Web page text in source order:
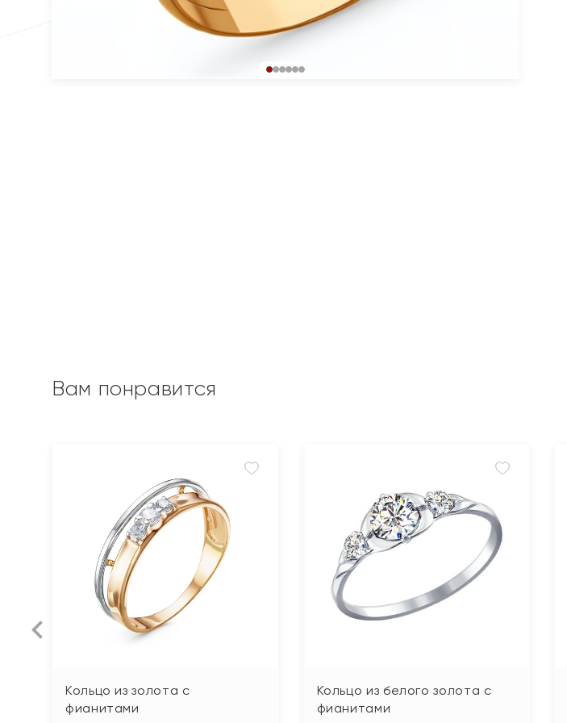
Вам понравится
Кольцо из золота с
фианитами
Кольцо из белого золота с
фианитами